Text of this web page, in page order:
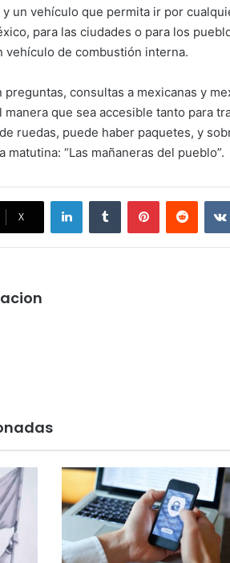
un vehículo que permita ir por
para las ciudades o para los
vehículo de combustión interna.
preguntas, consultas a mexicanas y
que sea accesible tanto para
ruedas, puede haber paquetes, y
“Las mañaneras del pueblo”.
X
LinkedInTumblr PinterestReddit